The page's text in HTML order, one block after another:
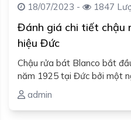
18/07/2023 - 1847
Đánh giá chi tiết chậu
hiệu Đức
Chậu rửa bát Blanco bắt
năm 1925 tại Đức bởi một
admin